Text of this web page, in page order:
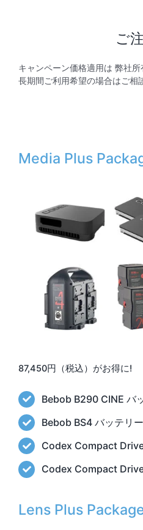
ご
キャンペーン価格適用は 弊社所
長期間ご利用希望の場合はご相
Media Plus
87,450円（税込）がお得に!
Bebob B290 CINE バ
Bebob BS4 バッテリ
Codex Compact
Codex Compact
Lens Plus